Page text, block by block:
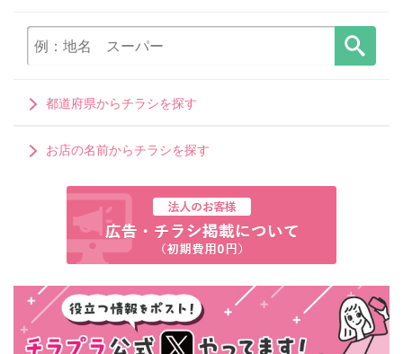
都道府県からチラシを探す
お店の名前からチラシを探す